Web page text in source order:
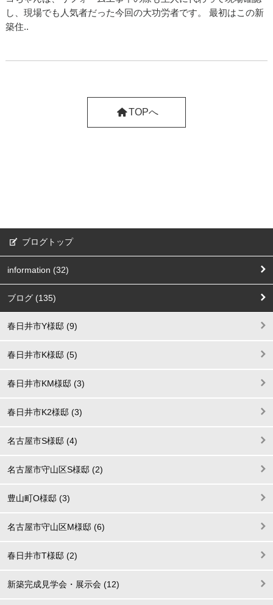
し、現場でも人気者だった今回の大功労者です。 最初はこの新
築住..
TOPへ
ブログトップ
information (32)
ブログ (135)
春日井市Y様邸 (9)
春日井市K様邸 (5)
春日井市KM様邸 (3)
春日井市K2様邸 (3)
名古屋市S様邸 (4)
名古屋市守山区S様邸 (2)
豊山町O様邸 (3)
名古屋市守山区M様邸 (6)
春日井市T様邸 (2)
新築完成見学会・展示会 (12)